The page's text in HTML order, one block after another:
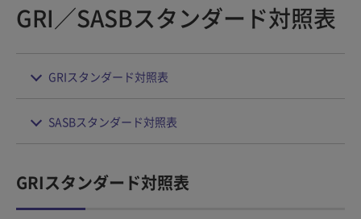
GRI／SASBスタンダード対照表
GRIスタンダード対照表
SASBスタンダード対照表
GRIスタンダード対照表